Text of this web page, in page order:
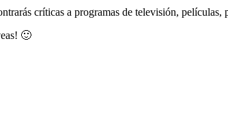
críticas a programas de televisión,
🙂